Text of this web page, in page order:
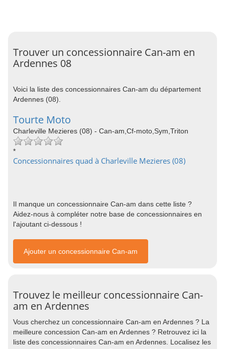
Trouver un concessionnaire Can-am en
Ardennes 08
Voici la liste des concessionnaires Can-am du département
Ardennes (08).
Tourte Moto
Charleville Mezieres (08) - Can-am,Cf-moto,Sym,Triton
*
Concessionnaires quad à Charleville Mezieres (08)
Il manque un concessionnaire Can-am dans cette liste ?
Aidez-nous à compléter notre base de concessionnaires en
l'ajoutant ci-dessous !
Ajouter un concessionnaire Can-am
Trouvez le meilleur concessionnaire Can-
am en Ardennes
Vous cherchez un concessionnaire Can-am en Ardennes ? La
meilleure concession Can-am en Ardennes ? Retrouvez ici la
liste des concessionnaires Can-am en Ardennes. Localisez les